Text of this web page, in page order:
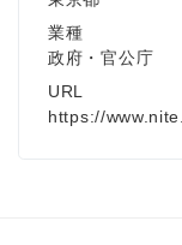
業種
政府・官公庁
URL
https://